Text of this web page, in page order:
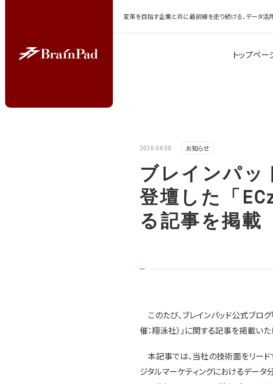
変革を目指す企業と共に最前線を走り続ける、データ活
トップペー
2016.04.08 お知らせ
ブレインパッ
登壇した「
る記事を掲載
このたび、ブレインパッド公式ブロ
催：翔泳社）」に関する記事を掲載いた
本記事では、当社の技術面をリード
ジタルマーケティングにおけるデータ